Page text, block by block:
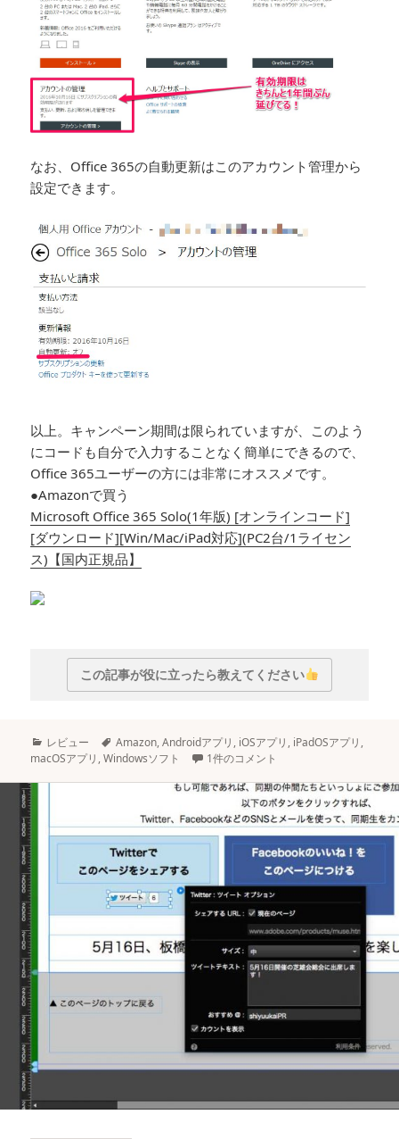
なお、Office 365の自動更新はこのアカウント管理から
設定できます。
以上。キャンペーン期間は限られていますが、このよう
にコードも自分で入力することなく簡単にできるので、
Office 365ユーザーの方には非常にオススメです。
●Amazonで買う
Microsoft Office 365 Solo(1年版) [オンラインコード]
[ダウンロード][Win/Mac/iPad対応](PC2台/1ライセン
ス)【国内正規品】
この記事が役に立ったら教えてください
カ
テ
レビュー
タ
グ
Amazon,Androidアプリ , iOSアプリ , iPadOSアプリ ,
macOSアプリ ,Windowsソフト 1件のコメント